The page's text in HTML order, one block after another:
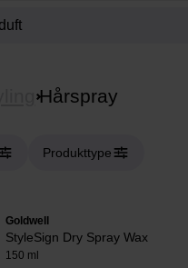
Hårspray
Produkttype
Goldwell
StyleSign Dry Spray Wax
150 ml